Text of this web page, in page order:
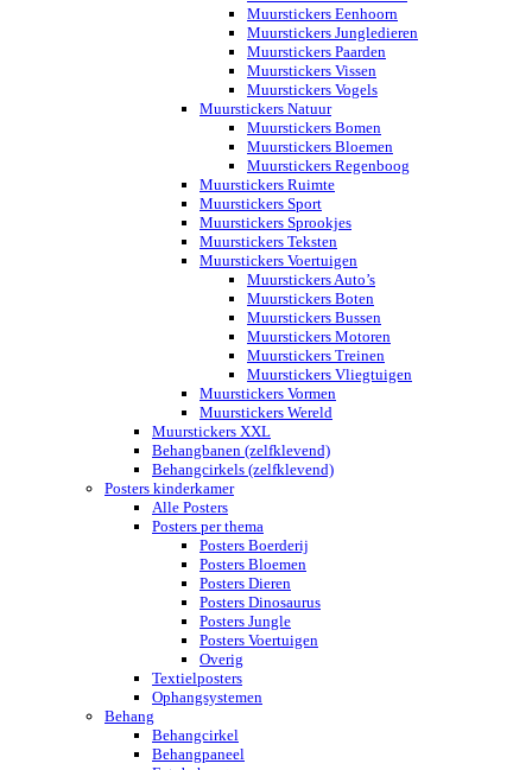
Muurstickers Eenhoorn
Muurstickers Jungledieren
Muurstickers Paarden
Muurstickers Vissen
Muurstickers Vogels
Muurstickers Natuur
Muurstickers Bomen
Muurstickers Bloemen
Muurstickers Regenboog
Muurstickers Ruimte
Muurstickers Sport
Muurstickers Sprookjes
Muurstickers Teksten
Muurstickers Voertuigen
Muurstickers Auto’s
Muurstickers Boten
Muurstickers Bussen
Muurstickers Motoren
Muurstickers Treinen
Muurstickers Vliegtuigen
Muurstickers Vormen
Muurstickers Wereld
Muurstickers XXL
Behangbanen (zelfklevend)
Behangcirkels (zelfklevend)
Posters kinderkamer
Alle Posters
Posters per thema
Posters Boerderij
Posters Bloemen
Posters Dieren
Posters Dinosaurus
Posters Jungle
Posters Voertuigen
Overig
Textielposters
Ophangsystemen
Behang
Behangcirkel
Behangpaneel